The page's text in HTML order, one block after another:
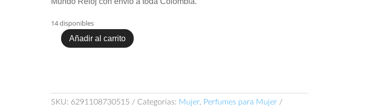
14 disponibles
Lattafa
Añadir al carrito
SKU: 6291108730515 Categorías: Mujer, Perfumes para Mujer